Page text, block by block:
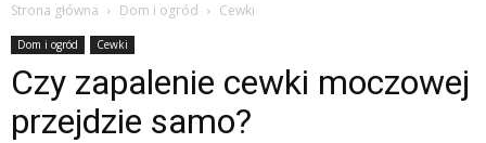
Strona główna Dom i ogród Cewki
Dom i ogród Cewki
Czy zapalenie cewki moczowej
przejdzie samo?